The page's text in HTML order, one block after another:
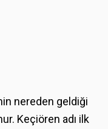
nereden geldiği
Keçiören adı ilk